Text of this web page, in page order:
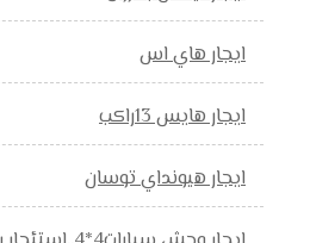
ايجار هاي اس
ايجار هايس 13راكب
ايجار هيونداي توسان